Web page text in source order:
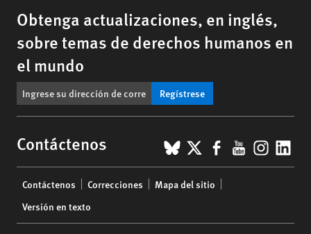
Obtenga actualizaciones, en inglés,
sobre temas de derechos humanos en
el mundo
Regístrese
Contáctenos BlueSky
X Facebook
YouTube
menu
Contáctenos Correcciones
Mapa del sitio
Versión en texto